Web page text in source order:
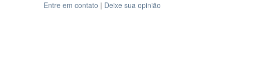
Entre em contato | Deixe sua opinião